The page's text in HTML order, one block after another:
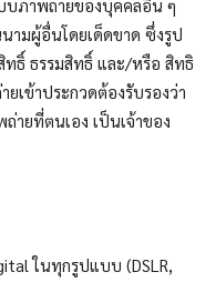
บภาพถ่ายของบุคคลอื่น ๆ
ามผู้อื่นโดยเด็ดขาด ซึ่งรูป
ทธิ์ ธรรมสิทธิ์ และ/หรือ สิทธิ
เข้าประกวดต้องรับรองว่า
ายที่ตนเอง เป็นเจ้าของ
ในทุกรูปแบบ (DSLR,